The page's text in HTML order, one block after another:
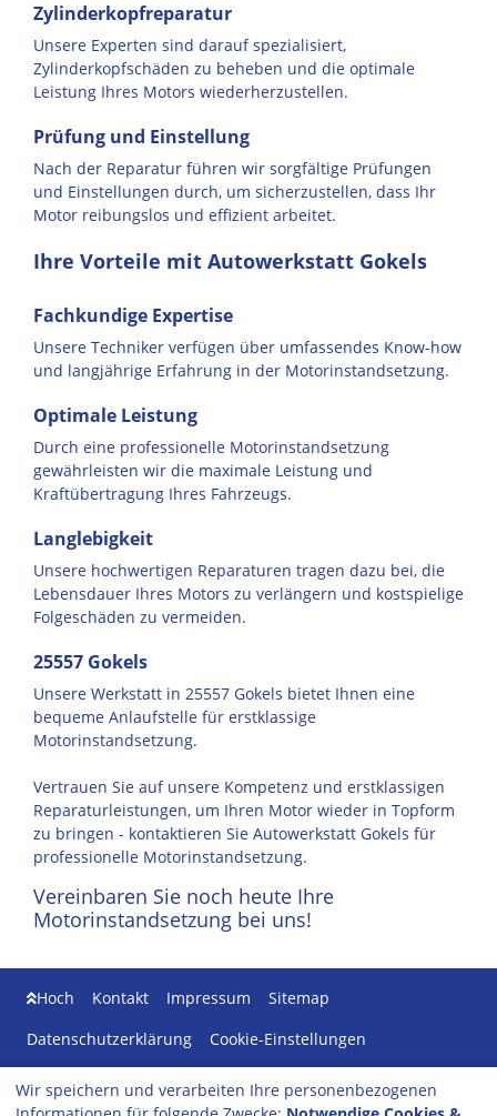
Zylinderkopfreparatur
Unsere Experten sind darauf spezialisiert,
Zylinderkopfschäden zu beheben und die optimale
Leistung Ihres Motors wiederherzustellen.
Prüfung und Einstellung
Nach der Reparatur führen wir sorgfältige Prüfungen
und Einstellungen durch, um sicherzustellen, dass Ihr
Motor reibungslos und effizient arbeitet.
Ihre Vorteile mit Autowerkstatt Gokels
Fachkundige Expertise
Unsere Techniker verfügen über umfassendes Know-how
und langjährige Erfahrung in der Motorinstandsetzung.
Optimale Leistung
Durch eine professionelle Motorinstandsetzung
gewährleisten wir die maximale Leistung und
Kraftübertragung Ihres Fahrzeugs.
Langlebigkeit
Unsere hochwertigen Reparaturen tragen dazu bei, die
Lebensdauer Ihres Motors zu verlängern und kostspielige
Folgeschäden zu vermeiden.
25557 Gokels
Unsere Werkstatt in 25557 Gokels bietet Ihnen eine
bequeme Anlaufstelle für erstklassige
Motorinstandsetzung.
Vertrauen Sie auf unsere Kompetenz und erstklassigen
Reparaturleistungen, um Ihren Motor wieder in Topform
zu bringen - kontaktieren Sie Autowerkstatt Gokels für
professionelle Motorinstandsetzung.
Vereinbaren Sie noch heute Ihre
Motorinstandsetzung bei uns!
Hoch Kontakt Impressum
Sitemap
Datenschutzerklärung
Cookie-Einstellungen
Autowerkstatt Gokels
Wir speichern und verarbeiten Ihre personenbezogenen